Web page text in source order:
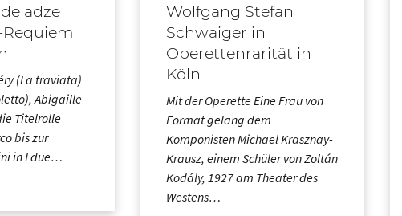
(La traviata)
Abigaille
Titelrolle
bis zur
in I due…
Wolfgang Stefan
Schwaiger in
Operettenrarität in
Köln
Mit der Operette Eine Frau von
Format gelang dem
Komponisten Michael Krasznay-
Krausz, einem Schüler von Zoltán
Kodály, 1927 am Theater des
Westens…